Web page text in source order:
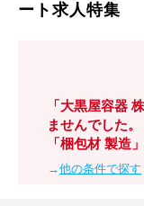
ート求人特集
「大黒屋容器
ませんでした。
「梱包材 製造
→他の条件で探す